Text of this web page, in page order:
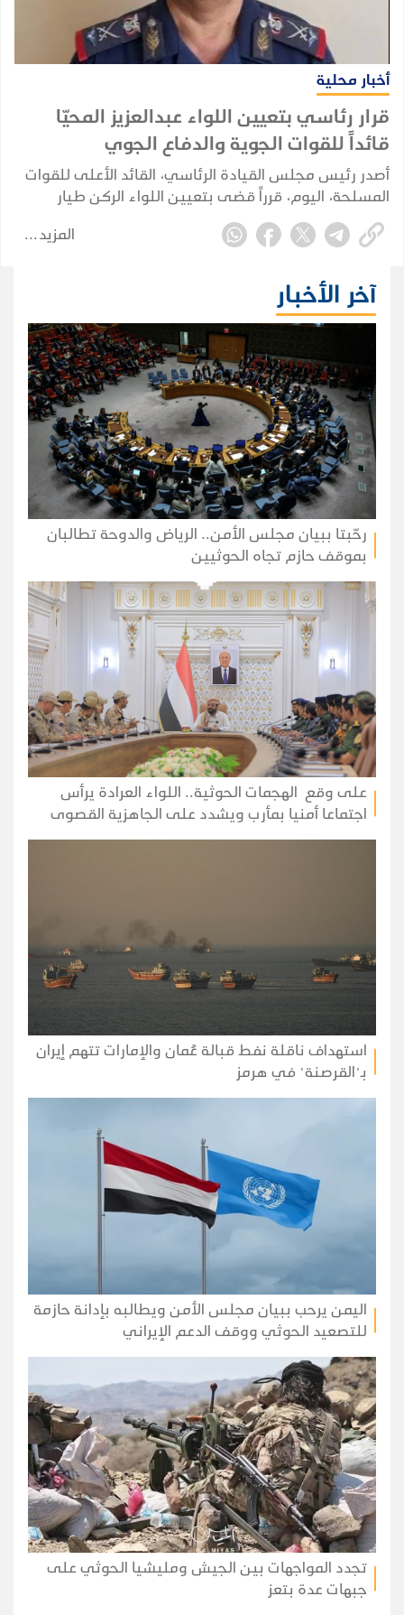
أخبار محلية
قرار رئاسي بتعيين اللواء عبدالعزيز المحيّا
قائداً للقوات الجوية والدفاع الجوي
أصدر رئيس مجلس القيادة الرئاسي، القائد الأعلى للقوات
المسلحة، اليوم، قرراً قضى بتعيين اللواء الركن طيار
عبدالعزيز سعيد هزاع المحيا قائداً للقوات الجوية والدفاع
الجوي.
المزيد
آخر الأخبار
رحّبتا ببيان مجلس الأمن.. الرياض والدوحة تطالبان
بموقف حازم تجاه الحوثيين
على وقع الهجمات الحوثية.. اللواء العرادة يرأس
اجتماعا أمنيا بمأرب ويشدد على الجاهزية القصوى
استهداف ناقلة نفط قبالة عُمان والإمارات تتهم إيران
بـ"القرصنة" في هرمز
اليمن يرحب ببيان مجلس الأمن ويطالبه بإدانة حازمة
للتصعيد الحوثي ووقف الدعم الإيراني
تجدد المواجهات بين الجيش ومليشيا الحوثي على
جبهات عدة بتعز